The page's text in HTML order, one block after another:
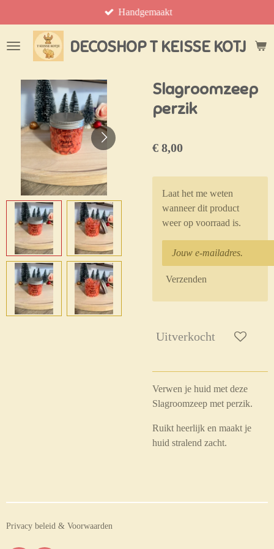
direct
naar
DECOSHOP T KEISSE KOTJE
Handgemaakt
Slagroomzeep
perzik
€ 8,00
Laat het me weten
wanneer dit product
weer op voorraad is.
Verzenden
Uitverkocht
Verwen je huid met deze
Slagroomzeep met perzik.
Ruikt heerlijk en maakt je
huid stralend zacht.
Privacy beleid & Voorwaarden